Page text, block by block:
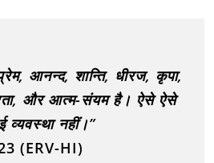
आनन्द, शान्ति, धीरज, कृपा,
और आत्म-संयम है। ऐसे ऐसे
व्यवस्था नहीं।”
(ERV-HI)